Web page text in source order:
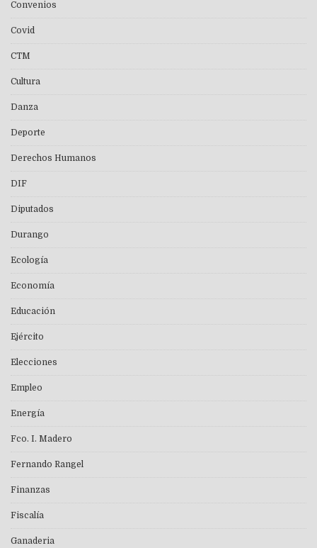
Convenios
Covid
CTM
Cultura
Danza
Deporte
Derechos Humanos
DIF
Diputados
Durango
Ecología
Economía
Educación
Ejército
Elecciones
Empleo
Energía
Fco. I. Madero
Fernando Rangel
Finanzas
Fiscalía
Ganaderia